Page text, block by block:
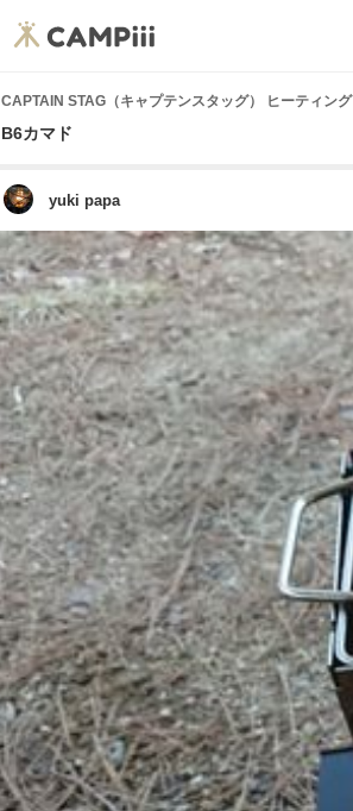
CAPTAIN STAG（キャプテンスタッグ） ヒーティン
B6カマド
yuki papa